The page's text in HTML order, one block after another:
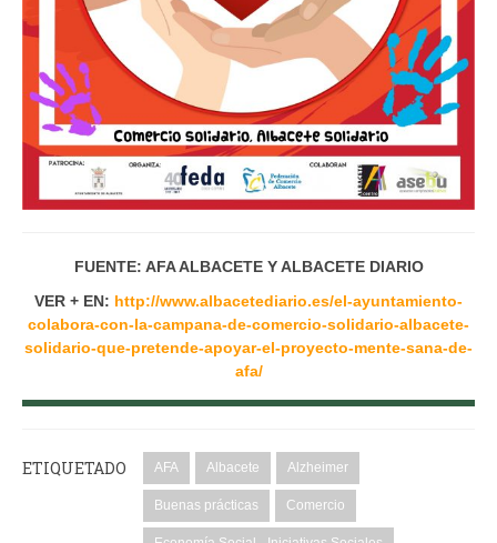
FUENTE: AFA ALBACETE Y ALBACETE DIARIO
VER + EN: http://www.albacetediario.es/el-ayuntamiento-
colabora-con-la-campana-de-comercio-solidario-albacete-
solidario-que-pretende-apoyar-el-proyecto-mente-sana-de-
afa/
ETIQUETADO AFA Albacete Alzheimer
Buenas prácticas Comercio